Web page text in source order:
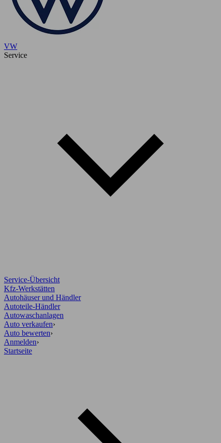
VW
Service
Service-Übersicht
Kfz-Werkstätten
Autohäuser und Händler
Autoteile-Händler
Autowaschanlagen
Auto verkaufen›
Auto bewerten›
Anmelden›
Startseite